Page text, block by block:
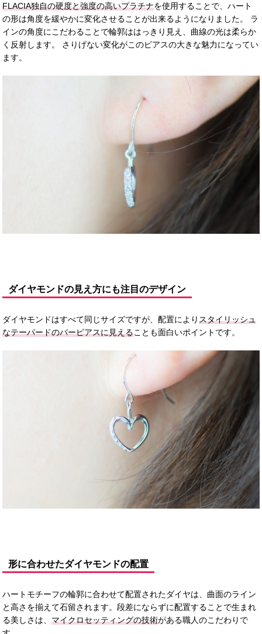
FLACIA独自の硬度と強度の高いプラチナを使用することで、ハート
の形は角度を緩やかに変化させることが出来るようになりました。 ラ
インの角度にこだわることで輪郭ははっきり見え、曲線の光は柔らか
く反射します。 さりげない変化がこのピアスの大きな魅力になってい
ます。
ダイヤモンドの見え方にも注目のデザイン
ダイヤモンドはすべて同じサイズですが、配置によりスタイリッシュ
なテーパードのバーピアスに見えることも面白いポイントです。
形に合わせたダイヤモンドの配置
ハートモチーフの輪郭に合わせて配置されたダイヤは、曲面のライン
と高さを揃えて石留されます。段差にならずに配置することで生まれ
る美しさは、マイクロセッティングの技術がある職人のこだわりで